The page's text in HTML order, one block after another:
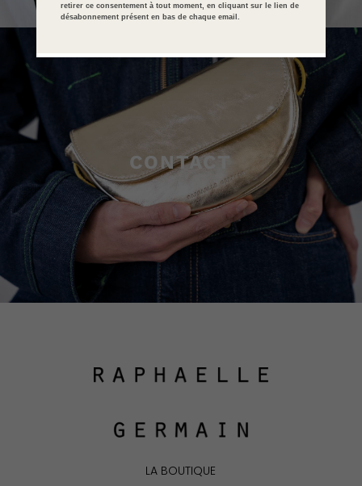
CONTACT
LA BOUTIQUE
retirer ce consentement à tout moment, en cliquant sur le lien de
désabonnement présent en bas de chaque email.